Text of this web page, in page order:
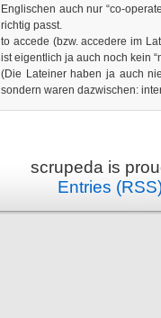
Englischen auch nur “co-
richtig passt.
to accede (bzw. accedere im
ist eigentlich ja auch noch kein
(Die Lateiner haben ja auch
sondern waren dazwischen:
scrupeda is
Entries